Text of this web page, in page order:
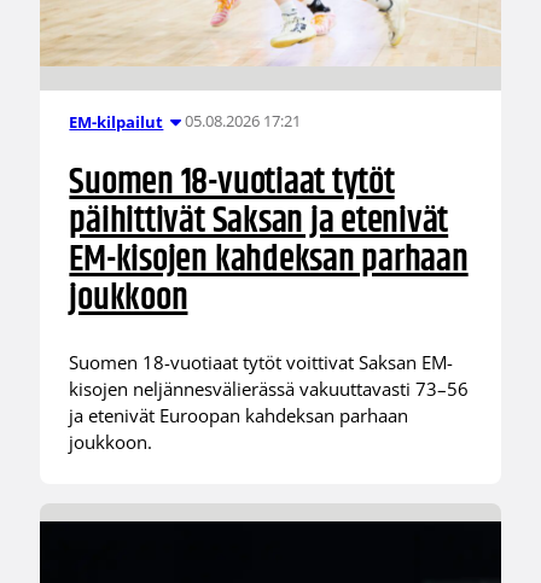
EM-kilpailut 05.08.2026 17:21
Suomen 18-vuotiaat tytöt
päihittivät Saksan ja etenivät
EM-kisojen kahdeksan parhaan
joukkoon
Suomen 18-vuotiaat tytöt voittivat Saksan EM-
kisojen neljännesvälierässä vakuuttavasti 73–56
ja etenivät Euroopan kahdeksan parhaan
joukkoon.